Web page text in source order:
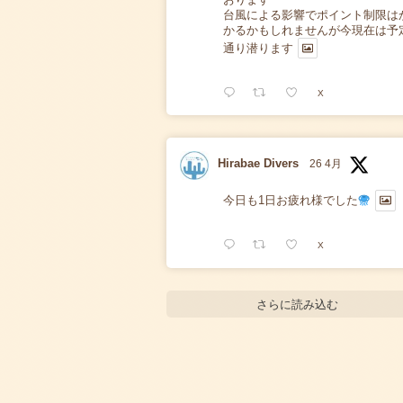
台風による影響でポイント制限は
かるかもしれませんが今現在は予
通り潜ります
X
Hirabae Divers 26 4月
今日も1日お疲れ様でした
X
さらに読み込む